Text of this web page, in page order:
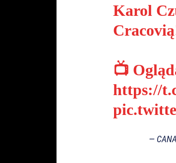
Karol
📺
https://
—